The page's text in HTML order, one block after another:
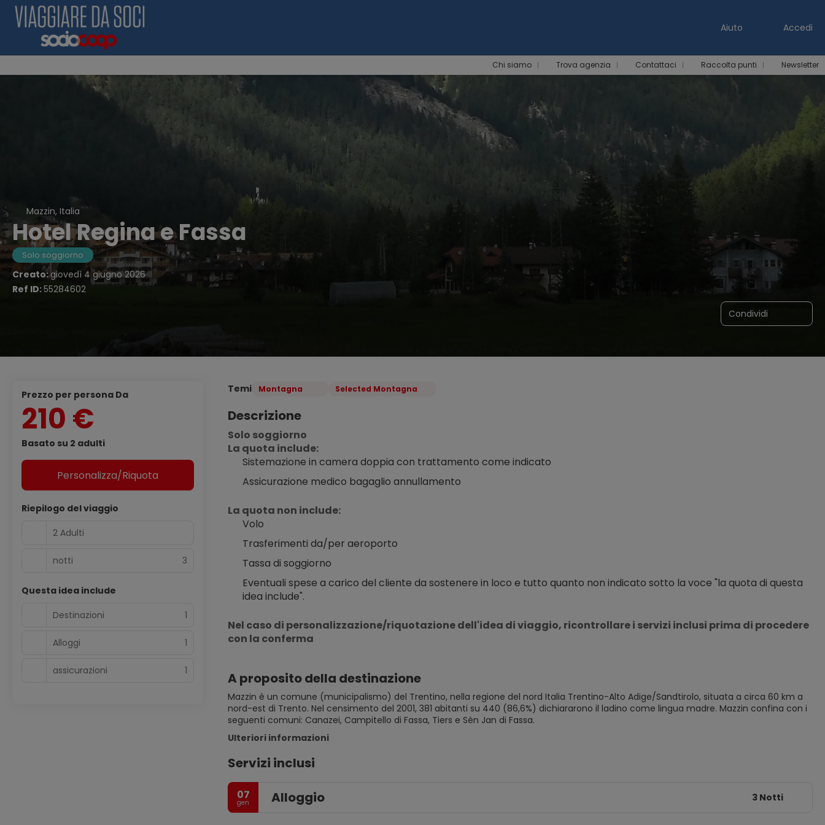
Aiuto Accedi
Chi siamo Trova agenzia Contattaci Raccolta punti Newsletter
Mazzin, Italia
Hotel Regina e Fassa
Solo soggiorno
Creato:giovedì 4 giugno 2026
Ref ID:55284602
Condividi
Temi Montagna Selected Montagna
Descrizione
Solo soggiorno
La quota include:
Sistemazione in camera doppia con trattamento come indicato
Assicurazione medico bagaglio annullamento
La quota non include:
Volo
Trasferimenti da/per aeroporto
Tassa di soggiorno
Eventuali spese a carico del cliente da sostenere in loco e tutto quanto non indicato sotto la voce "la quota di questa
idea include".
Nel caso di personalizzazione/riquotazione dell'idea di viaggio, ricontrollare i servizi inclusi prima di procedere
con la conferma
A proposito della destinazione
Mazzin è un comune (municipalismo) del Trentino, nella regione del nord Italia Trentino-Alto Adige/Sandtirolo, situata a circa 60 km a
nord-est di Trento. Nel censimento del 2001, 381 abitanti su 440 (86,6%) dichiararono il ladino come lingua madre. Mazzin confina con i
seguenti comuni: Canazei, Campitello di Fassa, Tiers e Sèn Jan di Fassa.
Ulteriori informazioni
Servizi inclusi
07
gen Alloggio 3 Notti
Prezzo per persona Da
210 €
Basato su 2 adulti
Personalizza/Riquota
Riepilogo del viaggio
2 Adulti
notti 3
Questa idea include
Destinazioni
1
Alloggi 1
assicurazioni 1